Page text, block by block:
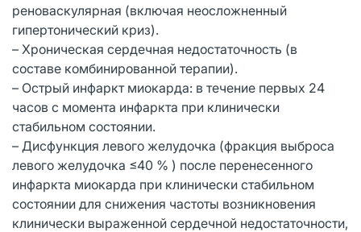
реноваскулярная (включая неосложненный
гипертонический криз).
– Хроническая сердечная недостаточность (в
составе комбинированной терапии).
– Острый инфаркт миокарда: в течение первых 24
часов с момента инфаркта при клинически
стабильном состоянии.
– Дисфункция левого желудочка (фракция выброса
левого желудочка ≤40 % ) после перенесенного
инфаркта миокарда при клинически стабильном
состоянии для снижения частоты возникновения
клинически выраженной сердечной недостаточности,